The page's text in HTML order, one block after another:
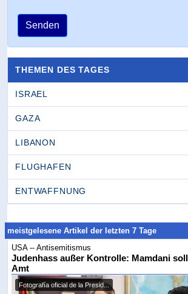
Senden
THEMEN DES TAGES
ISRAEL
GAZA
LIBANON
FLUGHAFEN
ENTWAFFNUNG
meistgelesene Artikel der letzten 7 Tage
USA -- Antisemitismus
Judenhass außer Kontrolle: Mamdani
Amt
Fotografía oficial de la Presid...